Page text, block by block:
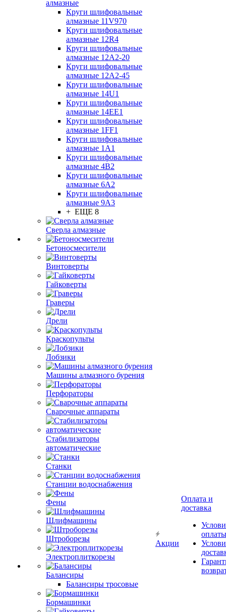
алмазные
Круги шлифовальные
алмазные 11V970
Круги шлифовальные
алмазные 12R4
Круги шлифовальные
алмазные 12А2-20
Круги шлифовальные
алмазные 12А2-45
Круги шлифовальные
алмазные 14U1
Круги шлифовальные
алмазные 14ЕЕ1
Круги шлифовальные
алмазные 1FF1
Круги шлифовальные
алмазные 1А1
Круги шлифовальные
алмазные 4В2
Круги шлифовальные
алмазные 6A2
Круги шлифовальные
алмазные 9А3
+ ЕЩЕ 8
Сверла алмазные
Бетоносмесители
Винтоверты
Гайковерты
Граверы
Дрели
Краскопульты
Лобзики
Машины алмазного бурения
Перфораторы
Сварочные аппараты
Стабилизаторы
автоматические
Станки
Станции водоснабжения
Фены
Шлифмашины
Штроборезы
Электроплиткорезы
Балансиры
Балансиры тросовые
Бормашинки
Акции
Оплата и
доставка
оплаты